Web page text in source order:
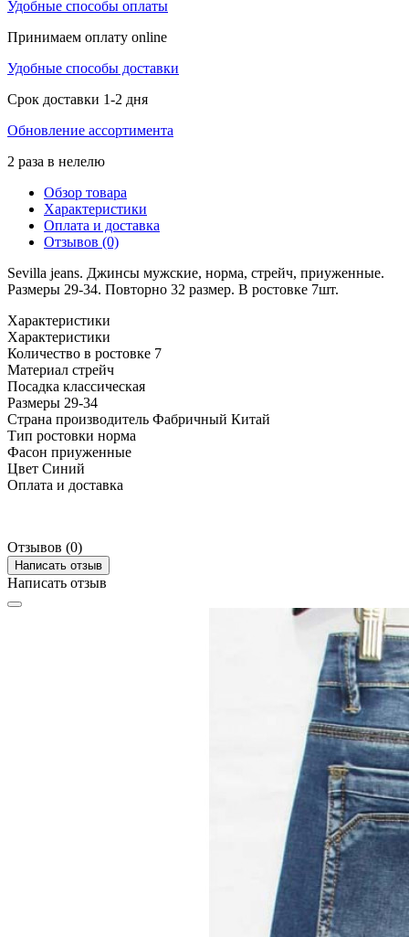
Удобные способы оплаты
Принимаем оплату online
Удобные способы доставки
Срок доставки 1-2 дня
Обновление ассортимента
2 раза в нелелю
Обзор товара
Характеристики
Оплата и доставка
Отзывов (0)
Sevilla jeans. Джинсы мужские, норма, стрейч, приуженные.
Размеры 29-34. Повторно 32 размер. В ростовке 7шт.
Характеристики
Характеристики
Количество в ростовке 7
Материал стрейч
Посадка классическая
Размеры 29-34
Страна производитель Фабричный Китай
Тип ростовки норма
Фасон приуженные
Цвет Синий
Оплата и доставка
Отзывов (0)
Написать отзыв
Написать отзыв